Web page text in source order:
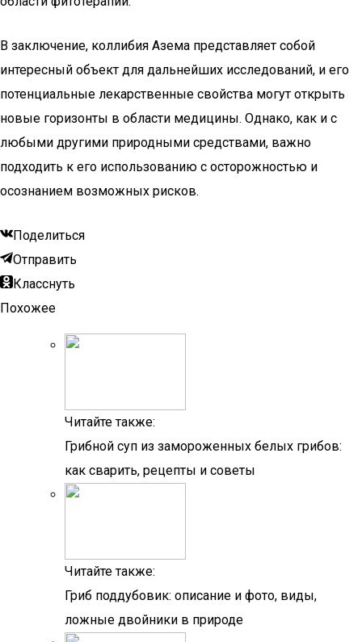
В заключение, коллибия Азема представляет собой
интересный объект для дальнейших исследований, и его
потенциальные лекарственные свойства могут открыть
новые горизонты в области медицины. Однако, как и с
любыми другими природными средствами, важно
подходить к его использованию с осторожностью и
осознанием возможных рисков.
Поделиться
Отправить
Класснуть
Похожее
Читайте также:
Грибной суп из замороженных белых грибов:
как сварить, рецепты и советы
Читайте также:
Гриб поддубовик: описание и фото, виды,
ложные двойники в природе